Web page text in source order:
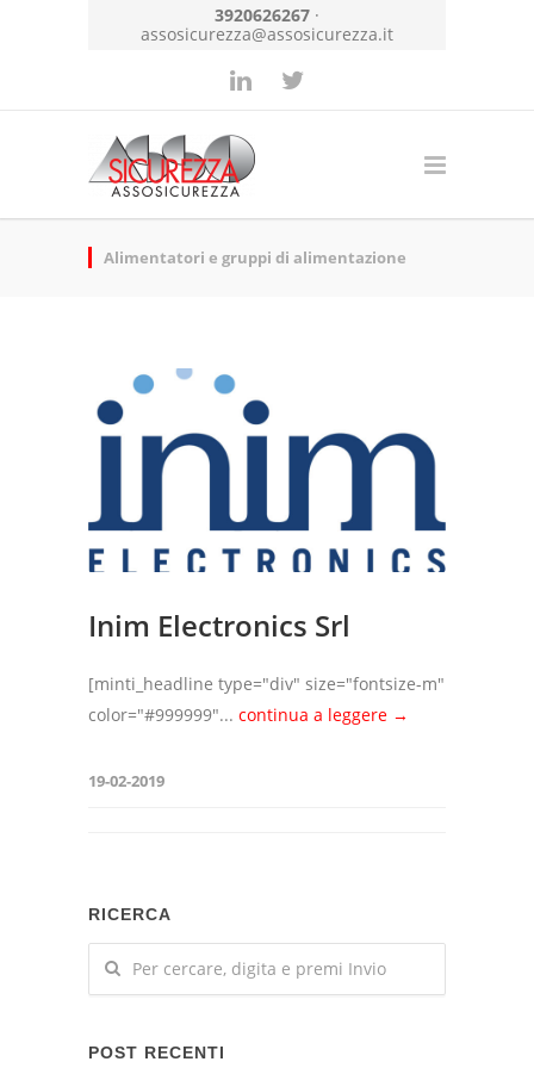
3920626267 ·
assosicurezza@assosicurezza.it
Alimentatori e gruppi di alimentazione
Inim Electronics Srl
[minti_headline type="div" size="fontsize-m"
color="#999999"... continua a leggere →
19-02-2019
RICERCA
POST RECENTI